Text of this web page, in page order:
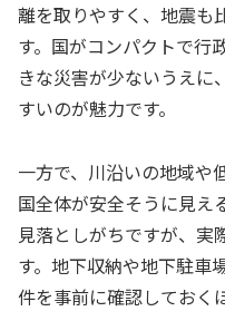
離を取りやすく、地震も
す。国がコンパクトで行
きな災害が少ないうえに
すいのが魅力です。
一方で、川沿いの地域や
国全体が安全そうに見え
見落としがちですが、実
す。地下収納や地下駐車
件を事前に確認しておく